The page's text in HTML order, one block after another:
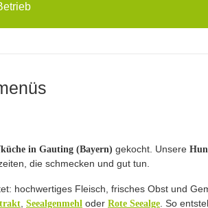
in Gauting (Bayern) gekocht. Unsere
die schmecken und gut tun.
hochwertiges Fleisch, frisches Obst und
Seealgenmehl oder Rote Seealge . So